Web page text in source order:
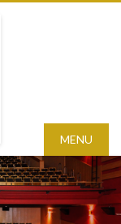
MENU